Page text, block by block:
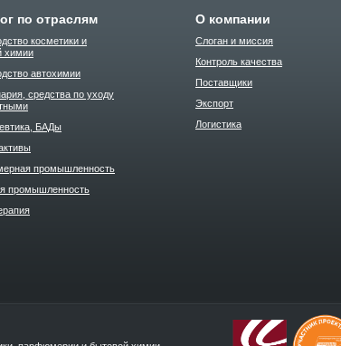
по отраслям
косметики и
химии
автохимии
средства по уходу
БАДы
промышленность
промышленность
О компании
Слоган и миссия
Контроль качества
Поставщики
Экспорт
Логистика